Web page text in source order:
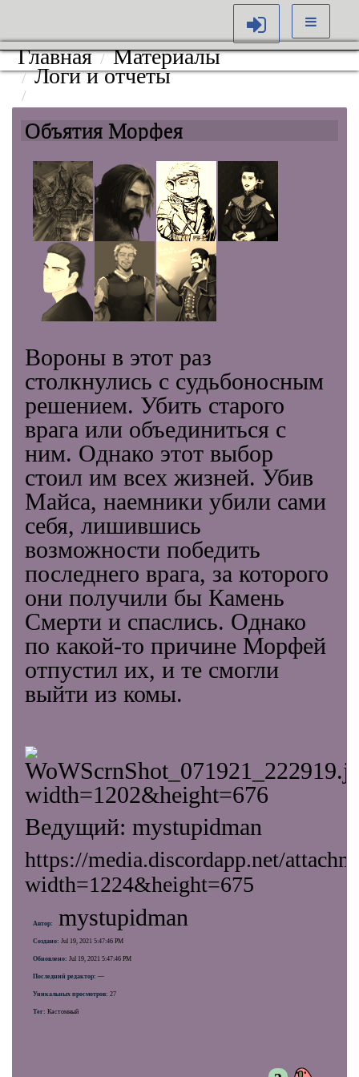
Главная Материалы
Логи и отчеты
Объятия Морфея
Вороны в этот раз
столкнулись с судьбоносным
решением. Убить старого
врага или объединиться с
ним. Однако этот выбор
стоил им всех жизней. Убив
Майса, наемники убили сами
себя, лишившись
возможности победить
последнего врага, за которого
они получили бы Камень
Смерти и спаслись. Однако
по какой-то причине Морфей
отпустил их, и те смогли
выйти из комы.
Ведущий: mystupidman
https://media.discordapp.net/
width=1224&height=675
Автор: mystupidman
Создано: Jul 19, 2021 5:47:46 PM
Обновлено: Jul 19, 2021 5:47:46 PM
Последний редактор: —
Уникальных просмотров: 27
Тег: Кастомный